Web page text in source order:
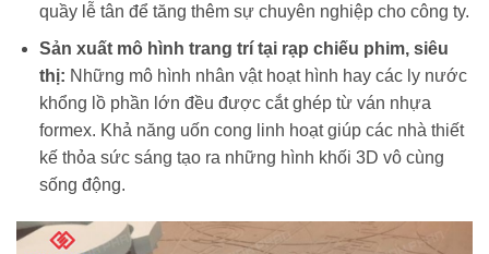
quầy lễ tân để tăng thêm sự chuyên nghiệp cho công ty.
Sản xuất mô hình trang trí tại rạp chiếu phim, siêu
thị: Những mô hình nhân vật hoạt hình hay các ly nước
khổng lồ phần lớn đều được cắt ghép từ ván nhựa
formex. Khả năng uốn cong linh hoạt giúp các nhà thiết
kế thỏa sức sáng tạo ra những hình khối 3D vô cùng
sống động.